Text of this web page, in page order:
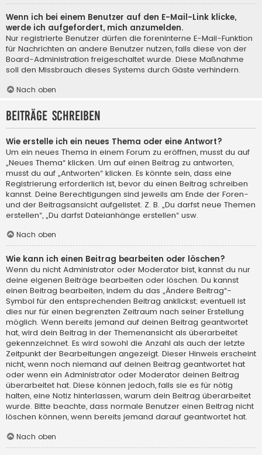
Wenn ich bei einem Benutzer auf den E-Mail-Link klicke,
werde ich aufgefordert, mich anzumelden.
Nur registrierte Benutzer dürfen die foreninterne E-Mail-Funktion
für Nachrichten an andere Benutzer nutzen, falls diese von der
Board-Administration freigeschaltet wurde. Diese Maßnahme
soll den Missbrauch dieses Systems durch Gäste verhindern.
Nach oben
Beiträge schreiben
Wie erstelle ich ein neues Thema oder eine Antwort?
Um ein neues Thema in einem Forum zu eröffnen, musst du auf
„Neues Thema“ klicken. Um auf einen Beitrag zu antworten,
musst du auf „Antworten“ klicken. Es könnte sein, dass eine
Registrierung erforderlich ist, bevor du einen Beitrag schreiben
kannst. Deine Berechtigungen sind jeweils am Ende der Foren-
und der Beitragsansicht aufgelistet. Z. B. „Du darfst neue Themen
erstellen“, „Du darfst Dateianhänge erstellen“ usw.
Nach oben
Wie kann ich einen Beitrag bearbeiten oder löschen?
Wenn du nicht Administrator oder Moderator bist, kannst du nur
deine eigenen Beiträge bearbeiten oder löschen. Du kannst
einen Beitrag bearbeiten, indem du das „Ändere Beitrag“-
Symbol für den entsprechenden Beitrag anklickst; eventuell ist
dies nur für einen begrenzten Zeitraum nach seiner Erstellung
möglich. Wenn bereits jemand auf deinen Beitrag geantwortet
hat, wird dein Beitrag in der Themenansicht als überarbeitet
gekennzeichnet. Es wird sowohl die Anzahl als auch der letzte
Zeitpunkt der Bearbeitungen angezeigt. Dieser Hinweis erscheint
nicht, wenn noch niemand auf deinen Beitrag geantwortet hat
oder wenn ein Administrator oder Moderator deinen Beitrag
überarbeitet hat. Diese können jedoch, falls sie es für nötig
halten, eine Notiz hinterlassen, warum dein Beitrag überarbeitet
wurde. Bitte beachte, dass normale Benutzer einen Beitrag nicht
löschen können, wenn bereits jemand darauf geantwortet hat.
Nach oben